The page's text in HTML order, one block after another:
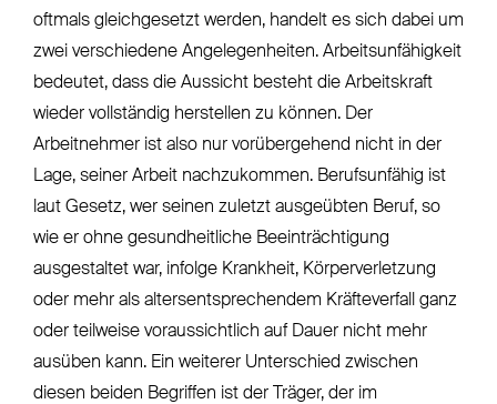
oftmals gleichgesetzt werden, handelt es sich dabei um
zwei verschiedene Angelegenheiten. Arbeitsunfähigkeit
bedeutet, dass die Aussicht besteht die Arbeitskraft
wieder vollständig herstellen zu können. Der
Arbeitnehmer ist also nur vorübergehend nicht in der
Lage, seiner Arbeit nachzukommen. Berufsunfähig ist
laut Gesetz, wer seinen zuletzt ausgeübten Beruf, so
wie er ohne gesundheitliche Beeinträchtigung
ausgestaltet war, infolge Krankheit, Körperverletzung
oder mehr als altersentsprechendem Kräfteverfall ganz
oder teilweise voraussichtlich auf Dauer nicht mehr
ausüben kann. Ein weiterer Unterschied zwischen
diesen beiden Begriffen ist der Träger, der im